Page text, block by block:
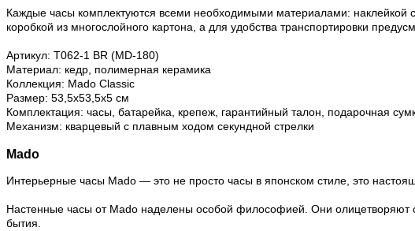
Каждые часы комплектуются всеми необходимыми материалами: наклейкой
коробкой из многослойного картона, а для удобства транспортировки
Артикул: Т062-1 BR (MD-180)
Материал: кедр, полимерная керамика
Коллекция: Mado Classic
Размер: 53,5х53,5х5 см
Комплектация: часы, батарейка, крепеж, гарантийный талон, подарочная
Механизм: кварцевый с плавным ходом секундной стрелки
Mado
Интерьерные часы Mado — это не просто часы в японском стиле, это
Настенные часы от Mado наделены особой философией. Они олицетворяют
бытия.